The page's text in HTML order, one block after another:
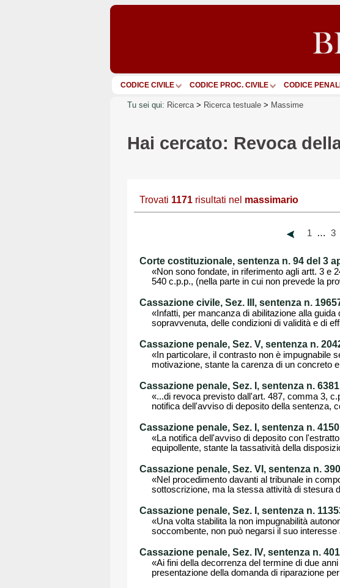
CODICE CIVILE CODICE PROC. CIVILE CODICE
Tu sei qui: Ricerca> Ricerca testuale > Massime
Hai cercato: Revoca
Trovati 1171 risultati nel massimario
1 … 3
Corte costituzionale, sentenza n. 94 del 3
«Non sono fondate, in riferimento agli artt. 3 e
540 c.p.p., (nella parte in cui non prevede la
Cassazione civile, Sez. III, sentenza n.
«Infatti, per mancanza di abilitazione alla
sopravvenuta, delle condizioni di validità e di
Cassazione penale, Sez. V, sentenza n.
«In particolare, il contrasto non è impugnabile
motivazione, stante la carenza di un concreto
Cassazione penale, Sez. I, sentenza n.
«...di revoca previsto dall'art. 487, comma 3,
notifica dell'avviso di deposito della sentenza,
Cassazione penale, Sez. I, sentenza n.
«La notifica dell'avviso di deposito con
equipollente, stante la tassatività della
Cassazione penale, Sez. VI, sentenza n.
«Nel procedimento davanti al tribunale in
sottoscrizione, ma la stessa attività di stesura
Cassazione penale, Sez. I, sentenza n.
«Una volta stabilita la non impugnabilità
soccombente, non può negarsi il suo
Cassazione penale, Sez. IV, sentenza n.
«Ai fini della decorrenza del termine di due
presentazione della domanda di riparazione